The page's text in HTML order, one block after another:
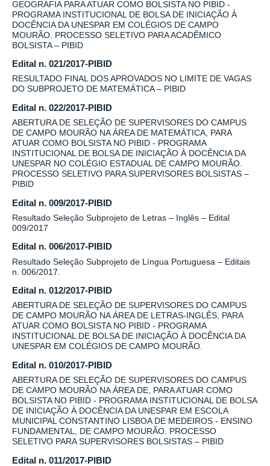
GEOGRAFIA PARA ATUAR COMO BOLSISTA NO PIBID -
PROGRAMA INSTITUCIONAL DE BOLSA DE INICIAÇÃO À
DOCÊNCIA DA UNESPAR EM COLÉGIOS DE CAMPO
MOURÃO. PROCESSO SELETIVO PARA ACADÊMICO
BOLSISTA – PIBID
Edital n. 021/2017-PIBID
RESULTADO FINAL DOS APROVADOS NO LIMITE DE VAGAS
DO SUBPROJETO DE MATEMÁTICA – PIBID
Edital n. 022/2017-PIBID
ABERTURA DE SELEÇÃO DE SUPERVISORES DO CAMPUS
DE CAMPO MOURÃO NA ÁREA DE MATEMÁTICA, PARA
ATUAR COMO BOLSISTA NO PIBID - PROGRAMA
INSTITUCIONAL DE BOLSA DE INICIAÇÃO À DOCÊNCIA DA
UNESPAR NO COLÉGIO ESTADUAL DE CAMPO MOURÃO.
PROCESSO SELETIVO PARA SUPERVISORES BOLSISTAS –
PIBID
Edital n. 009/2017-PIBID
Resultado Seleção Subprojeto de Letras – Inglês – Edital
009/2017
Edital n. 006/2017-PIBID
Resultado Seleção Subprojeto de Língua Portuguesa – Editais
n. 006/2017.
Edital n. 012/2017-PIBID
ABERTURA DE SELEÇÃO DE SUPERVISORES DO CAMPUS
DE CAMPO MOURÃO NA ÁREA DE LETRAS-INGLÊS, PARA
ATUAR COMO BOLSISTA NO PIBID - PROGRAMA
INSTITUCIONAL DE BOLSA DE INICIAÇÃO À DOCÊNCIA DA
UNESPAR EM COLÉGIOS DE CAMPO MOURÃO.
Edital n. 010/2017-PIBID
ABERTURA DE SELEÇÃO DE SUPERVISORES DO CAMPUS
DE CAMPO MOURÃO NA ÁREA DE, PARA ATUAR COMO
BOLSISTA NO PIBID - PROGRAMA INSTITUCIONAL DE BOLSA
DE INICIAÇÃO À DOCÊNCIA DA UNESPAR EM ESCOLA
MUNICIPAL CONSTANTINO LISBOA DE MEDEIROS - ENSINO
FUNDAMENTAL, DE CAMPO MOURÃO. PROCESSO
SELETIVO PARA SUPERVISORES BOLSISTAS – PIBID
Edital n. 011/2017-PIBID